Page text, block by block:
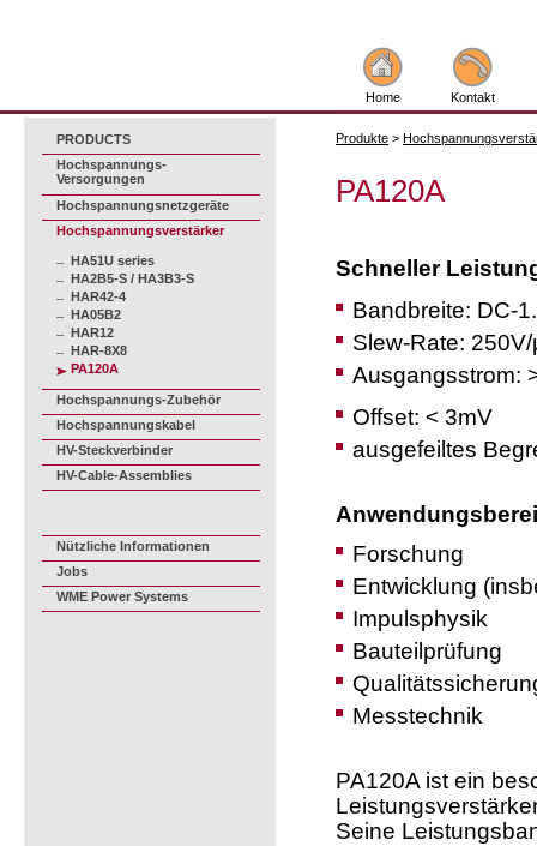
Home Kontakt
PRODUCTS
Hochspannungs-
Versorgungen
Hochspannungsnetzgeräte
Hochspannungsverstärker
HA51U series
HA2B5-S / HA3B3-S
HAR42-4
HA05B2
HAR12
HAR-8X8
PA120A
Hochspannungs-Zubehör
Hochspannungskabel
HV-Steckverbinder
HV-Cable-Assemblies
Nützliche Informationen
Jobs
WME Power Systems
Produkte >
PA120A
Schneller
Bandbreite: DC-
Slew-Rate:
Ausgangsstrom:
Offset: < 3mV
ausgefeiltes
Forschung
Entwicklung
Impulsphysik
Bauteilprüfung
Messtechnik
PA120A ist ein
Seine